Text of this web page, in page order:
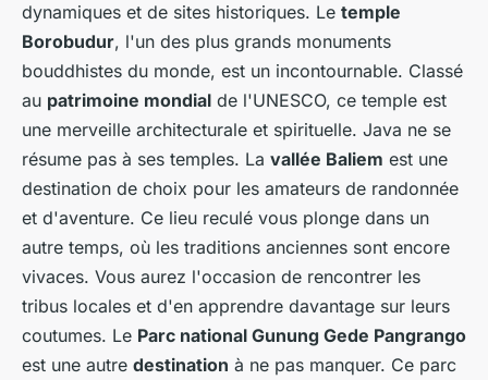
dynamiques et de sites historiques. Le temple
Borobudur, l'un des plus grands monuments
bouddhistes du monde, est un incontournable. Classé
au patrimoine mondial de l'UNESCO, ce temple est
une merveille architecturale et spirituelle. Java ne se
résume pas à ses temples. La vallée Baliem est une
destination de choix pour les amateurs de randonnée
et d'aventure. Ce lieu reculé vous plonge dans un
autre temps, où les traditions anciennes sont encore
vivaces. Vous aurez l'occasion de rencontrer les
tribus locales et d'en apprendre davantage sur leurs
coutumes. Le Parc national Gunung Gede Pangrango
est une autre destination à ne pas manquer. Ce parc